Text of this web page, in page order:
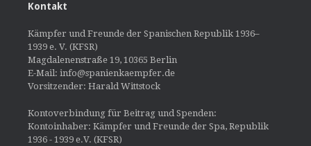
Kontakt
Kämpfer und Freunde der Spanischen Republik 1936–
1939 e. V. (KFSR)
Magdalenenstraße 19, 10365 Berlin
E-Mail: info@spanienkaempfer.de
Vorsitzender: Harald Wittstock
Kontoverbindung für Beitrag und Spenden:
Kontoinhaber: Kämpfer und Freunde der Spa, Republik
1936 - 1939 e.V. (KFSR)